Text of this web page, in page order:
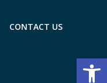
CONTACT US